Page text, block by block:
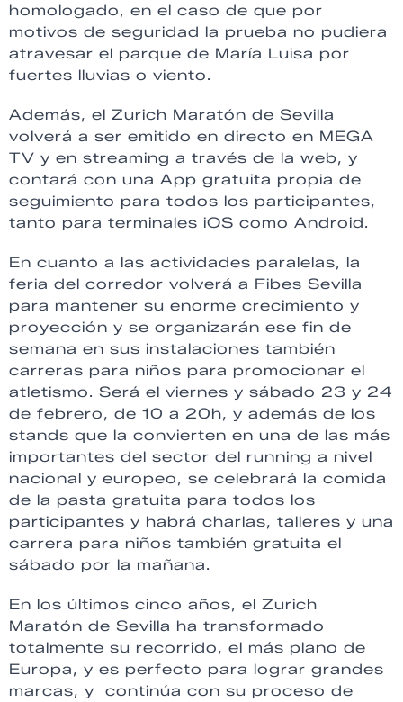
homologado, en el caso de que por
motivos de seguridad la prueba no pudiera
atravesar el parque de María Luisa por
fuertes lluvias o viento.
Además, el Zurich Maratón de Sevilla
volverá a ser emitido en directo en MEGA
TV y en streaming a través de la web, y
contará con una App gratuita propia de
seguimiento para todos los participantes,
tanto para terminales iOS como Android.
En cuanto a las actividades paralelas, la
feria del corredor volverá a Fibes Sevilla
para mantener su enorme crecimiento y
proyección y se organizarán ese fin de
semana en sus instalaciones también
carreras para niños para promocionar el
atletismo. Será el viernes y sábado 23 y 24
de febrero, de 10 a 20h, y además de los
stands que la convierten en una de las más
importantes del sector del running a nivel
nacional y europeo, se celebrará la comida
de la pasta gratuita para todos los
participantes y habrá charlas, talleres y una
carrera para niños también gratuita el
sábado por la mañana.
En los últimos cinco años, el Zurich
Maratón de Sevilla ha transformado
totalmente su recorrido, el más plano de
Europa, y es perfecto para lograr grandes
marcas, y continúa con su proceso de